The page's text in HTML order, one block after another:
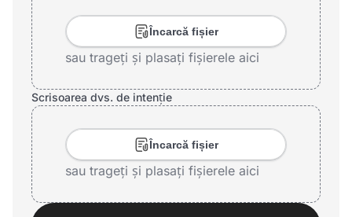
Încarcă fișier
sau trageți și plasați fișierele aici
Scrisoarea dvs. de intenție
Încarcă fișier
sau trageți și plasați fișierele aici